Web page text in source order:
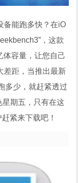
备能跑多快？在iO
，这款
容量，让您自己
差距，当推出最新
多少，就赶紧透过
期五，只有在这
紧来下载吧！